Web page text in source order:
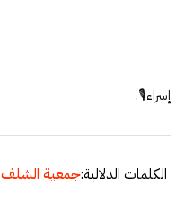
إسراء🎙.
الكلمات الدلالية:جمعية الشلف